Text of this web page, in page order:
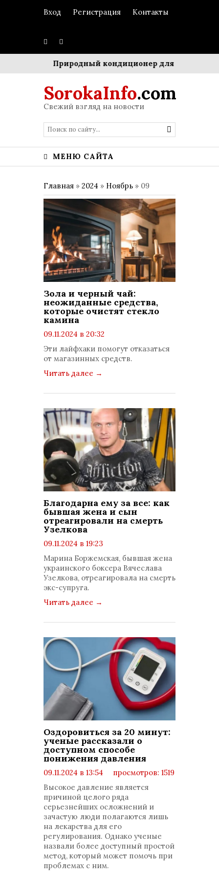
Вход Регистрация Контакты
Природный кондиционер для
SorokaInfo.com
Свежий взгляд на новости
МЕНЮ САЙТА
Главная » 2024 » Ноябрь » 09
Зола и черный чай:
неожиданные средства,
которые очистят стекло
камина
09.11.2024 в 20:32
просмотров: 1292
комментариев: 0
Эти лайфхаки помогут отказаться
от магазинных средств.
Читать далее →
Благодарна ему за все: как
бывшая жена и сын
отреагировали на смерть
Узелкова
09.11.2024 в 19:23
просмотров: 1425
комментариев: 0
Марина Боржемская, бывшая жена
украинского боксера Вячеслава
Узелкова, отреагировала на смерть
экс-супруга.
Читать далее →
Оздоровиться за 20 минут:
ученые рассказали о
доступном способе
понижения давления
09.11.2024 в 13:54
просмотров: 1519
Высокое давление является
причиной целого ряда
серьезнейших осложнений и
зачастую люди полагаются лишь
на лекарства для его
регулирования. Однако ученые
назвали более доступный простой
метод, который может помочь при
проблемах с ним.